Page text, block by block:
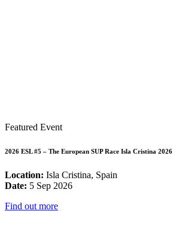
Featured Event
2026 ESL #5 – The European SUP Race Isla Cristina 2026
Location: Isla Cristina, Spain
Date: 5 Sep 2026
Find out more